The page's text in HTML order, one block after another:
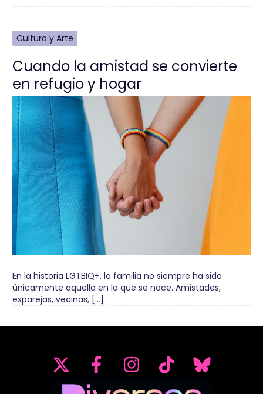
Cultura y Arte
Cuando la amistad se convierte
en refugio y hogar
En la historia LGTBIQ+, la familia no siempre ha sido
únicamente aquella en la que se nace. Amistades,
exparejas, vecinas, […]